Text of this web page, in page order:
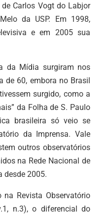
Carlos Vogt do Labjor
da USP. Em 1998,
e em 2005 sua
da Mídia surgiram nos
de 60, embora no Brasil
surgido, como a
da Folha de S. Paulo
brasileira só veio se
da Imprensa. Vale
outros observatórios
na Rede Nacional de
desde 2005.
Revista Observatório
n.3), o diferencial do